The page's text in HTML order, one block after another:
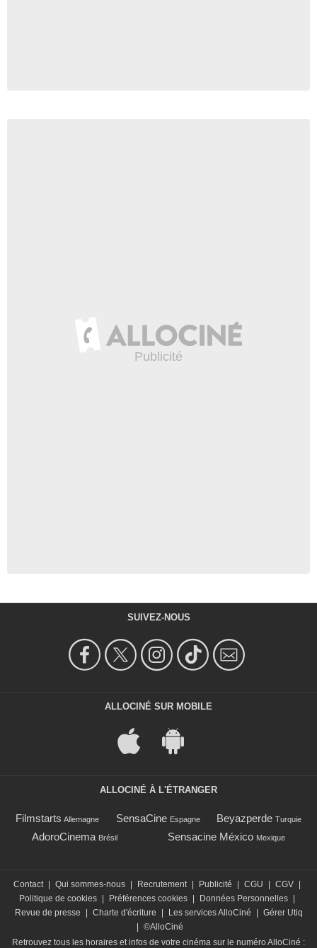
SUIVEZ-NOUS
ALLOCINÉ SUR MOBILE
ALLOCINÉ À L'ÉTRANGER
Filmstarts Allemagne SensaCine Espagne Beyazperde Turquie
AdoroCinema Brésil Sensacine México Mexique
Contact | Qui sommes-nous | Recrutement | Publicité | CGU | CGV |
Politique de cookies | Préférences cookies | Données Personnelles |
Revue de presse
| Charte d'écriture | Les services AlloCiné | Gérer Utiq
| ©AlloCiné
Retrouvez tous les horaires et infos de votre cinéma sur le numéro AlloCiné :